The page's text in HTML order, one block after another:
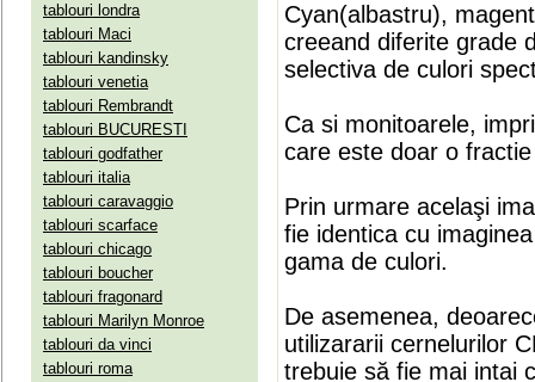
tablouri londra
tablouri Maci
tablouri kandinsky
tablouri venetia
tablouri Rembrandt
tablouri BUCURESTI
tablouri godfather
tablouri italia
tablouri caravaggio
tablouri scarface
tablouri chicago
tablouri boucher
tablouri fragonard
tablouri Marilyn Monroe
tablouri da vinci
tablouri roma
Cyan(albastru),
creeand diferite grade
selectiva de culori
Ca si monitoarele,
care este doar o
Prin urmare acelaşi
fie identica cu
gama de culori.
De asemenea,
utilizararii cernelurilor
trebuie să fie mai intai